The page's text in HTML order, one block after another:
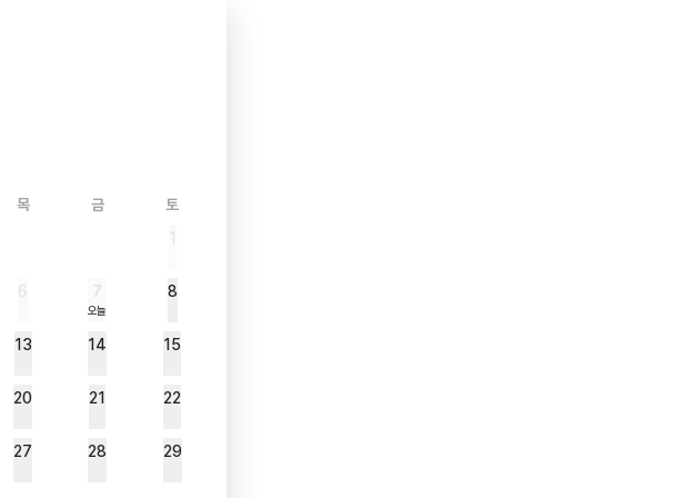
목 금
토
1
6 7
오늘
8
13 14 15
20 21 22
27 28 29